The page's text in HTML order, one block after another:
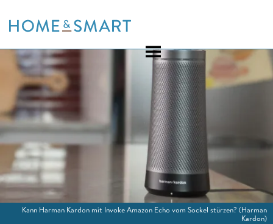
to
Kann Harman Kardon mit Invoke Amazon Echo vom Sockel stürzen? (Harman
Kardon)